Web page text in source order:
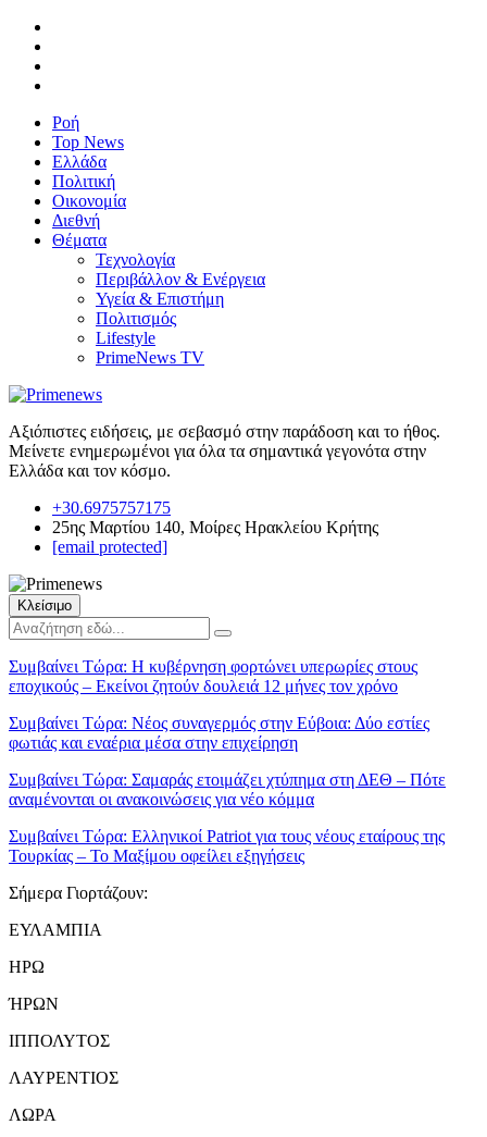
Ροή
Top News
Ελλάδα
Πολιτική
Οικονομία
Διεθνή
Θέματα
Τεχνολογία
Περιβάλλον & Ενέργεια
Υγεία & Επιστήμη
Πολιτισμός
Lifestyle
PrimeNews TV
Αξιόπιστες ειδήσεις, με σεβασμό στην παράδοση και το ήθος.
Μείνετε ενημερωμένοι για όλα τα σημαντικά γεγονότα στην
Ελλάδα και τον κόσμο.
+30.6975757175
25ης Μαρτίου 140, Μοίρες Ηρακλείου Κρήτης
[email protected]
Κλείσιμο
Συμβαίνει Τώρα: Η κυβέρνηση φορτώνει υπερωρίες στους
εποχικούς – Εκείνοι ζητούν δουλειά 12 μήνες τον χρόνο
Συμβαίνει Τώρα: Νέος συναγερμός στην Εύβοια: Δύο εστίες
φωτιάς και εναέρια μέσα στην επιχείρηση
Συμβαίνει Τώρα: Σαμαράς ετοιμάζει χτύπημα στη ΔΕΘ – Πότε
αναμένονται οι ανακοινώσεις για νέο κόμμα
Συμβαίνει Τώρα: Ελληνικοί Patriot για τους νέους εταίρους της
Τουρκίας – Το Μαξίμου οφείλει εξηγήσεις
Σήμερα Γιορτάζουν:
ΕΥΛΑΜΠΙΑ
ΗΡΩ
ΉΡΩΝ
ΙΠΠΟΛΥΤΟΣ
ΛΑΥΡΕΝΤΙΟΣ
ΛΩΡΑ